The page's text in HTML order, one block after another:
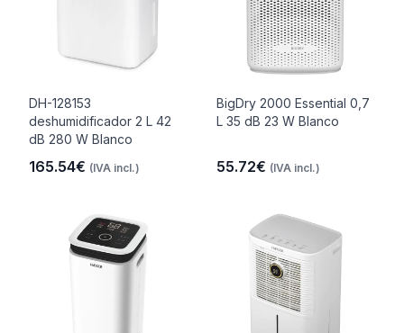
DH-128153
deshumidificador 2 L 42
dB 280 W Blanco
165.54€ (IVA incl.)
BigDry 2000 Essential 0,7
L 35 dB 23 W Blanco
55.72€ (IVA incl.)